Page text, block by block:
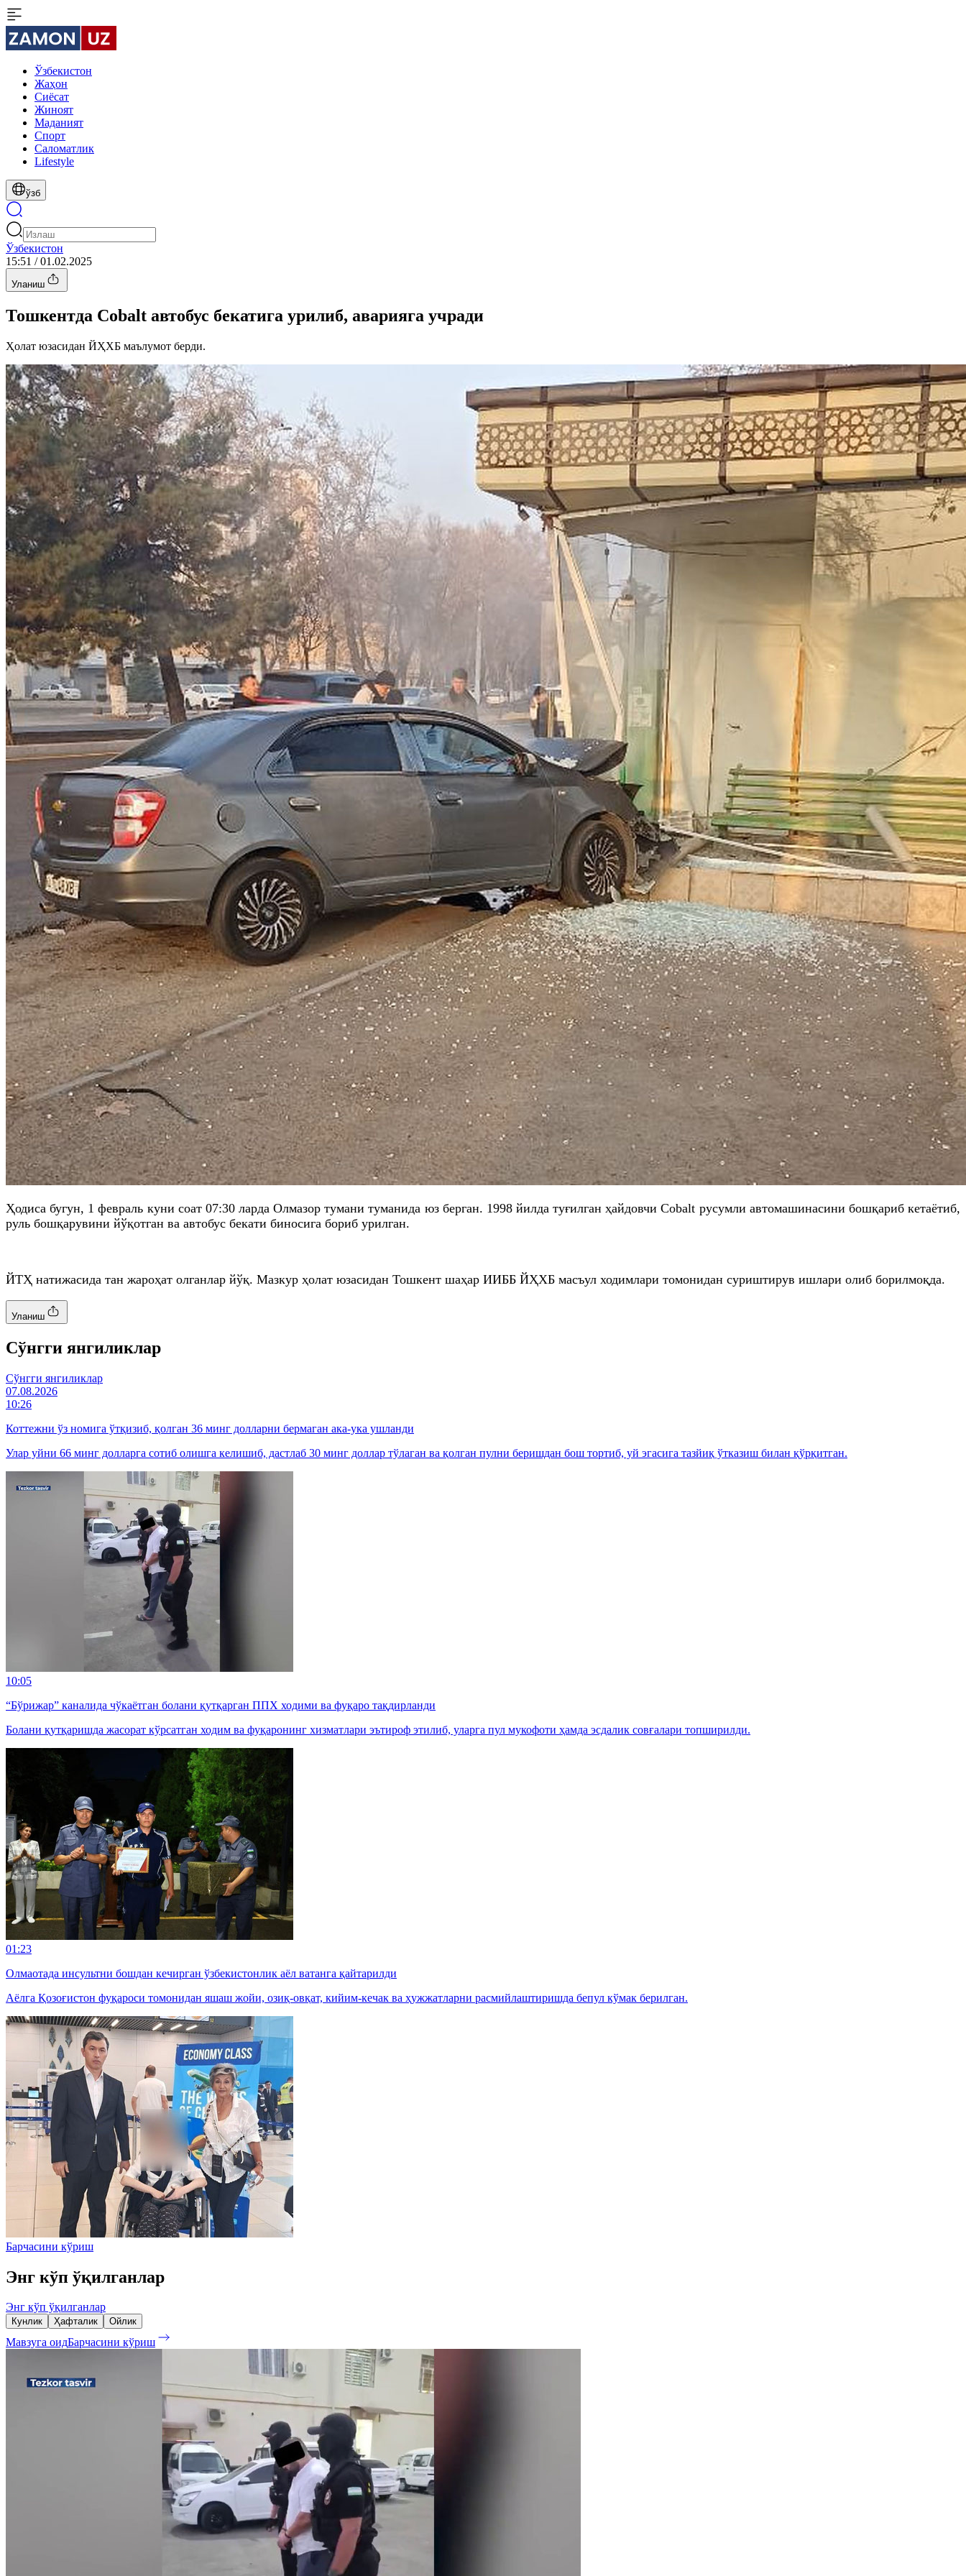
Ўзбекистон
Жаҳон
Сиёсат
Жиноят
Маданият
Спорт
Cаломатлик
Lifestyle
ўзб
Ўзбекистон
15:51 / 01.02.2025
Уланиш
Тошкентда Cobalt автобус бекатига урилиб, аварияга учради
Ҳолат юзасидан ЙҲХБ маълумот берди.
Ҳодиса бугун, 1 февраль куни соат 07:30 ларда Олмазор тумани туманида юз берган. 1998 йилда туғилган ҳайдовчи Cobalt русумли автомашинасини бошқариб кетаётиб,
руль бошқарувини йўқотган ва автобус бекати биносига бориб урилган.
ЙТҲ натижасида тан жароҳат олганлар йўқ. Мазкур ҳолат юзасидан Тошкент шаҳар ИИББ ЙҲХБ масъул ходимлари томонидан суриштирув ишлари олиб борилмоқда.
Уланиш
Cўнгги янгиликлар
Cўнгги янгиликлар
07.08.2026
10:26
Коттежни ўз номига ўтқизиб, қолган 36 минг долларни бермаган ака-ука ушланди
Улар уйни 66 минг долларга сотиб олишга келишиб, дастлаб 30 минг доллар тўлаган ва қолган пулни беришдан бош тортиб, уй эгасига тазйиқ ўтказиш билан қўрқитган.
10:05
“Бўрижар” каналида чўкаётган болани қутқарган ППХ ходими ва фуқаро тақдирланди
Болани қутқаришда жасорат кўрсатган ходим ва фуқаронинг хизматлари эътироф этилиб, уларга пул мукофоти ҳамда эсдалик совғалари топширилди.
01:23
Олмаотада инсультни бошдан кечирган ўзбекистонлик аёл ватанга қайтарилди
Аёлга Қозоғистон фуқароси томонидан яшаш жойи, озиқ-овқат, кийим-кечак ва ҳужжатларни расмийлаштиришда бепул кўмак берилган.
Барчасини кўриш
Энг кўп ўқилганлар
Энг кўп ўқилганлар
Кунлик Ҳафталик Ойлик
Мавзуга оидБарчасини кўриш